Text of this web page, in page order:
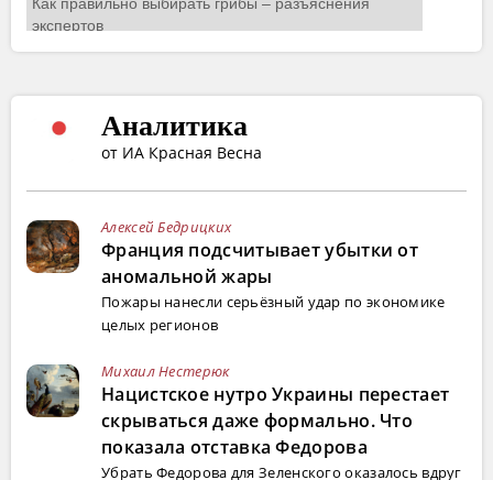
Аналитика
от ИА Красная Весна
Алексей Бедрицких
Франция подсчитывает убытки от
аномальной жары
Пожары нанесли серьёзный удар по экономике
целых регионов
Михаил Нестерюк
Нацистское нутро Украины перестает
скрываться даже формально. Что
показала отставка Федорова
Убрать Федорова для Зеленского оказалось вдруг